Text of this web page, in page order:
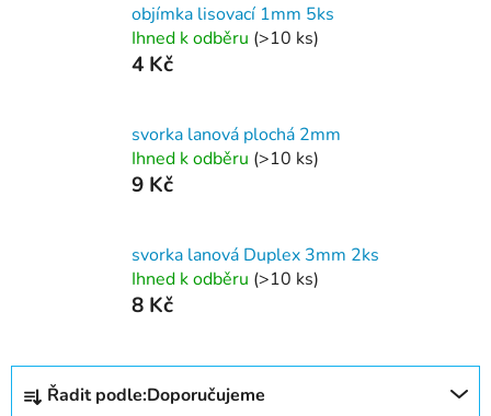
objímka lisovací 1mm 5ks
Ihned k odběru (>10 ks)
4 Kč
svorka lanová plochá 2mm
Ihned k odběru (>10 ks)
9 Kč
svorka lanová Duplex 3mm 2ks
Ihned k odběru (>10 ks)
8 Kč
Ř
Řadit podle:Doporučujeme